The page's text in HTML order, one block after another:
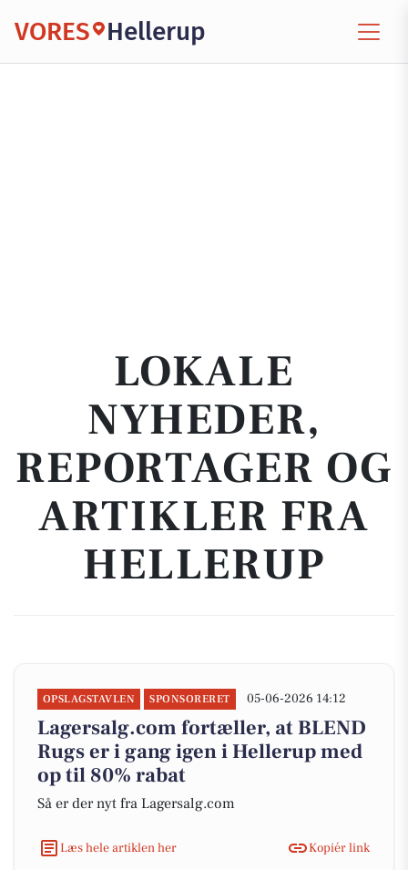
VORES Hellerup
LOKALE
NYHEDER,
REPORTAGER OG
ARTIKLER FRA
HELLERUP
OPSLAGSTAVLEN SPONSORERET 05-06-2026 14:12
Lagersalg.com fortæller, at BLEND
Rugs er i gang igen i Hellerup med
op til 80% rabat
Så er der nyt fra Lagersalg.com
Læs hele artiklen her Kopiér link